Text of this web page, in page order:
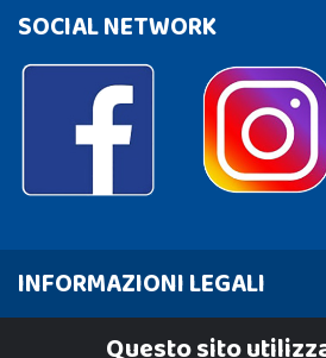
SOCIAL NETWORK
INFORMAZIONI LEGALI
Cookie PolicyQuesto sito